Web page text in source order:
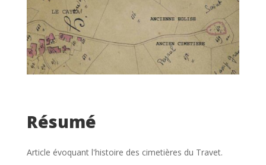
Résumé
Article évoquant l'histoire des cimetières du Travet.